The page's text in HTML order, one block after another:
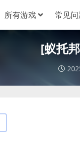
所有游戏 常见
[蚁托